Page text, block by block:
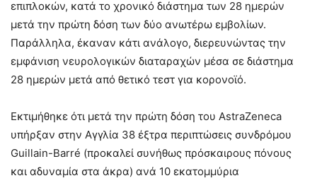
επιπλοκών, κατά το χρονικό διάστημα των 28 ημερών
μετά την πρώτη δόση των δύο ανωτέρω εμβολίων.
Παράλληλα, έκαναν κάτι ανάλογο, διερευνώντας την
εμφάνιση νευρολογικών διαταραχών μέσα σε διάστημα
28 ημερών μετά από θετικό τεστ για κορονοϊό.
Εκτιμήθηκε ότι μετά την πρώτη δόση του AstraZeneca
υπήρξαν στην Αγγλία 38 έξτρα περιπτώσεις συνδρόμου
Guillain-Barré (προκαλεί συνήθως πρόσκαιρους πόνους
και αδυναμία στα άκρα) ανά 10 εκατομμύρια